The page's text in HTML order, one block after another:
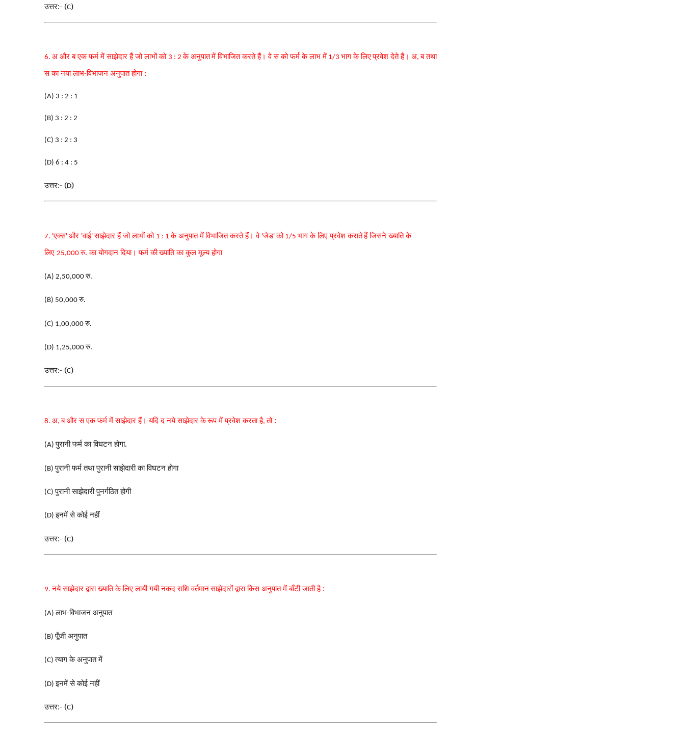
उत्तर:- (C)
6. अ और ब एक फर्म में साझेदार हैं जो लाभों को 3 : 2के अनुपातमें विभाजित करते हैं। वे स को फर्म के लाभ में 1/3 भाग के लिएप्रवेश देते हैं। अ,ब तथा
स का नया लाभ-विभाजन अनुपात होगा :
(A) 3 : 2 : 1
(B) 3 : 2 : 2
(C) 3 : 2 : 3
(D) 6 : 4 : 5
उत्तर:- (D)
7. 'एक्स' और 'वाई'साझेदार हैं जो लाभों को 1 : 1के अनुपात मेंविभाजित करते हैं। वे 'जेड'को1/5 भाग के लिए प्रवेश करातेहैं जिसने ख्याति के
लिए 25,000रु. का योगदान दिया। फर्म कीख्याति का कुल मूल्य होगा
(A) 2,50,000रु.
(B) 50,000रु.
(C) 1,00,000रु.
(D) 1,25,000रु.
उत्तर:- (C)
8. अ,ब और स एक फर्म में साझेदार हैं। यदि द नये साझेदार केरूप में प्रवेश करता है,तो :
(A)पुरानी फर्म का विघटन होगा.
(B)पुरानी फर्म तथा पुरानी साझेदारी का विघटन होगा
(C)पुरानी साझेदारी पुनर्गठित होगी
(D)इनमें से कोई नहीं
उत्तर:- (C)
9.नये साझेदार द्वारा ख्याति के लिए लायी गयी नकद राशि वर्तमानसाझेदारों द्वारा किस अनुपात में बाँटी जाती है :
(A)लाभ-विभाजन अनुपात
(B)पूँजी अनुपात
(C)त्याग के अनुपात में
(D)इनमें से कोई नहीं
उत्तर:- (C)